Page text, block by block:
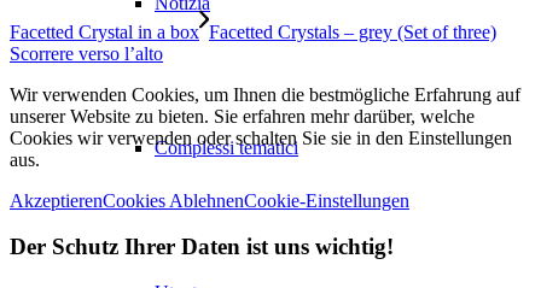
Complessi tematici
Facetted Crystal in a box Facetted Crystals – grey (Set of three)
Scorrere verso l’alto
Wir verwenden Cookies, um Ihnen die bestmögliche Erfahrung auf
unserer Website zu bieten. Sie erfahren mehr darüber, welche
Cookies wir verwenden oder schalten Sie sie in den Einstellungen
aus.
AkzeptierenCookies AblehnenCookie-Einstellungen
Der Schutz Ihrer Daten ist uns wichtig!